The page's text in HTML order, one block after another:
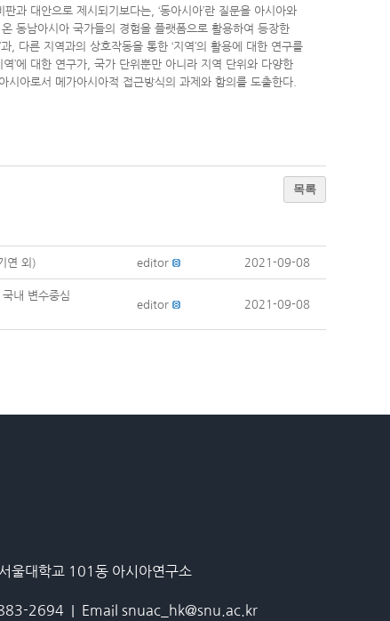
과 대안으로 제시되기보다는, ‘동아시아’란 질문을 아시아와
동남아시아 국가들의 경험을 플랫폼으로 활용하여 등장한
, 다른 지역과의 상호작동을 통한 ‘지역’의 활용에 대한 연구를
’에 대한 연구가, 국가 단위뿐만 아니라 지역 단위와 다양한
아로서 메가아시아적 접근방식의 과제와 함의를 도출한다.
목록
연 외) editor 2021-09-08
내 변수중심
editor 2021-09-08
울대학교 101동 아시아연구소
2694 | Email snuac_hk@snu.ac.kr